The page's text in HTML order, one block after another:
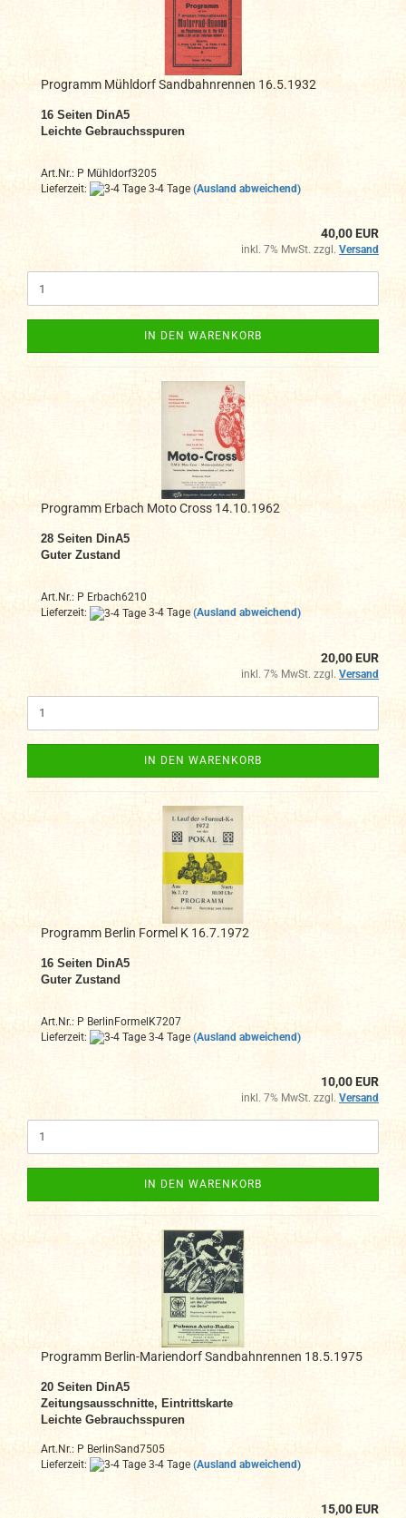
Programm Mühldorf Sandbahnrennen 16.5.1932
16 Seiten DinA5
Leichte Gebrauchsspuren
Art.Nr.: P Mühldorf3205
Lieferzeit:
3-4 Tage (Ausland abweichend)
40,00 EUR
inkl. 7% MwSt. zzgl. Versand
IN DEN WARENKORB
Programm Erbach Moto Cross 14.10.1962
28 Seiten DinA5
Guter Zustand
Art.Nr.: P Erbach6210
Lieferzeit:
3-4 Tage (Ausland abweichend)
20,00 EUR
inkl. 7% MwSt. zzgl. Versand
IN DEN WARENKORB
Programm Berlin Formel K 16.7.1972
16 Seiten DinA5
Guter Zustand
Art.Nr.: P BerlinFormelK7207
Lieferzeit:
3-4 Tage (Ausland abweichend)
10,00 EUR
inkl. 7% MwSt. zzgl. Versand
IN DEN WARENKORB
Programm Berlin-Mariendorf Sandbahnrennen 18.5.1975
20 Seiten DinA5
Zeitungsausschnitte, Eintrittskarte
Leichte Gebrauchsspuren
Art.Nr.: P BerlinSand7505
Lieferzeit:
3-4 Tage (Ausland abweichend)
15,00 EUR